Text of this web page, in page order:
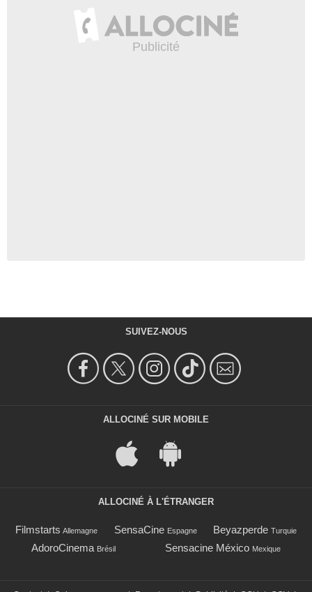
SUIVEZ-NOUS
ALLOCINÉ SUR MOBILE
ALLOCINÉ À L'ÉTRANGER
Filmstarts Allemagne SensaCine Espagne Beyazperde Turquie
AdoroCinema Brésil Sensacine México Mexique